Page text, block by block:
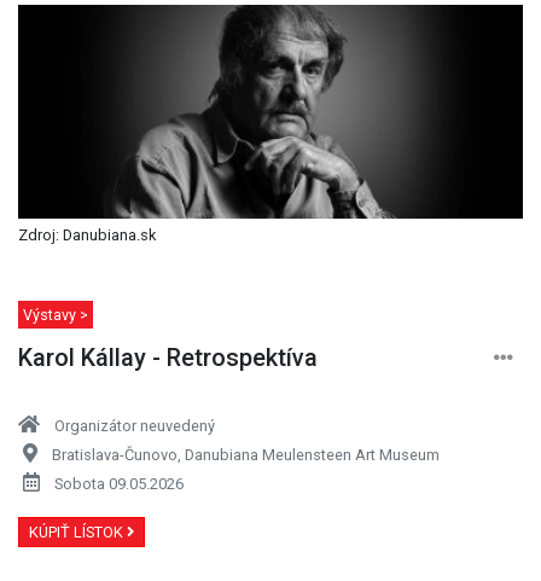
Zdroj: Danubiana.sk
Výstavy >
Karol Kállay - Retrospektíva
Organizátor neuvedený
Bratislava-Čunovo, Danubiana Meulensteen Art Museum
Sobota 09.05.2026
KÚPIŤ LÍSTOK